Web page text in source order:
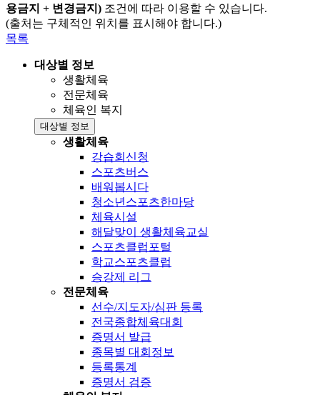
용금지 + 변경금지) 조건에 따라 이용할 수 있습니다.
(출처는 구체적인 위치를 표시해야 합니다.)
목록
대상별 정보
생활체육
전문체육
체육인 복지
대상별 정보
생활체육
강습회신청
스포츠버스
배워봅시다
청소년스포츠한마당
체육시설
해달맞이 생활체육교실
스포츠클럽포털
학교스포츠클럽
승강제 리그
전문체육
선수/지도자/심판 등록
전국종합체육대회
증명서 발급
종목별 대회정보
등록통계
증명서 검증